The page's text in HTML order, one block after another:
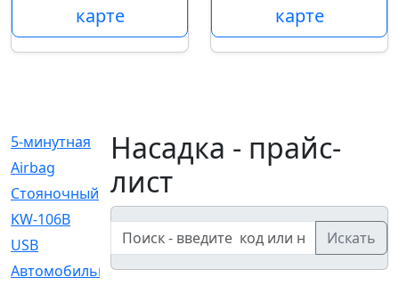
карте
карте
5-минутная
[1]
Airbag
[18]
Cтояночный
KW-106B
[0]
USB
[6]
Автомобильное
[6]
Насадка - прайс-
лист
Искать